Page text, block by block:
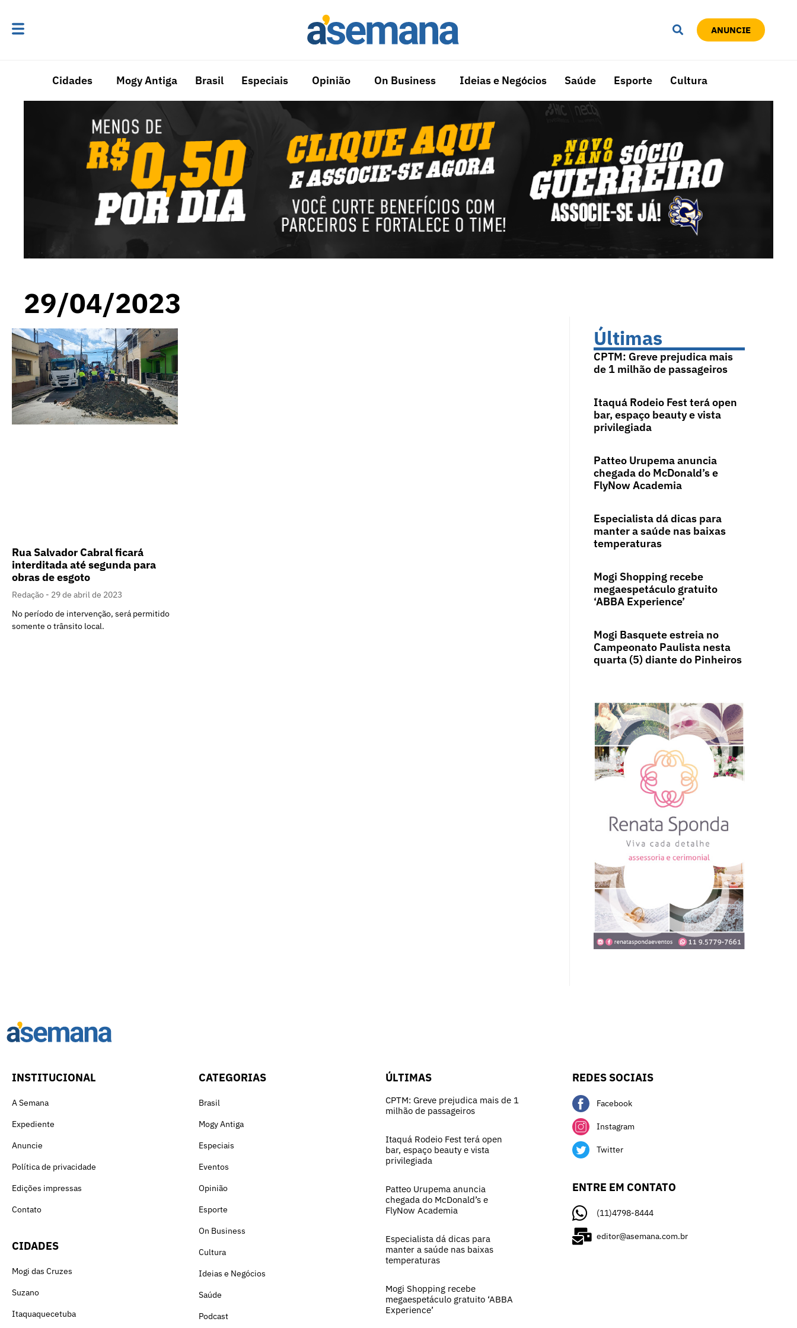
ANUNCIE
Cidades Mogy Antiga Brasil Especiais Opinião On Business Ideias e Negócios Saúde Esporte Cultura
29/04/2023
Rua Salvador Cabral ficará
interditada até segunda para
obras de esgoto
Redação
29 de abril de 2023
No período de intervenção, será permitido
somente o trânsito local.
Últimas
CPTM: Greve prejudica mais
de 1 milhão de passageiros
Itaquá Rodeio Fest terá open
bar, espaço beauty e vista
privilegiada
Patteo Urupema anuncia
chegada do McDonald’s e
FlyNow Academia
Especialista dá dicas para
manter a saúde nas baixas
temperaturas
Mogi Shopping recebe
megaespetáculo gratuito
‘ABBA Experience’
Mogi Basquete estreia no
Campeonato Paulista nesta
quarta (5) diante do Pinheiros
INSTITUCIONAL
A Semana
Expediente
Anuncie
Política de privacidade
Edições impressas
Contato
CIDADES
Mogi das Cruzes
Suzano
Itaquaquecetuba
CATEGORIAS
Brasil
Mogy Antiga
Especiais
Eventos
Opinião
Esporte
On Business
Cultura
Ideias e Negócios
Saúde
Podcast
ÚLTIMAS
CPTM: Greve prejudica mais de 1
milhão de passageiros
Itaquá Rodeio Fest terá open
bar, espaço beauty e vista
privilegiada
Patteo Urupema anuncia
chegada do McDonald’s e
FlyNow Academia
Especialista dá dicas para
manter a saúde nas baixas
temperaturas
Mogi Shopping recebe
megaespetáculo gratuito ‘ABBA
Experience’
REDES SOCIAIS
Facebook
Instagram
Twitter
ENTRE EM CONTATO
(11)4798-8444
editor@asemana.com.br